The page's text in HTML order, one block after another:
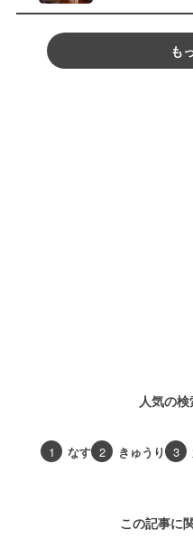
も
人気の
1 なす 2 きゅうり 3
この記事に